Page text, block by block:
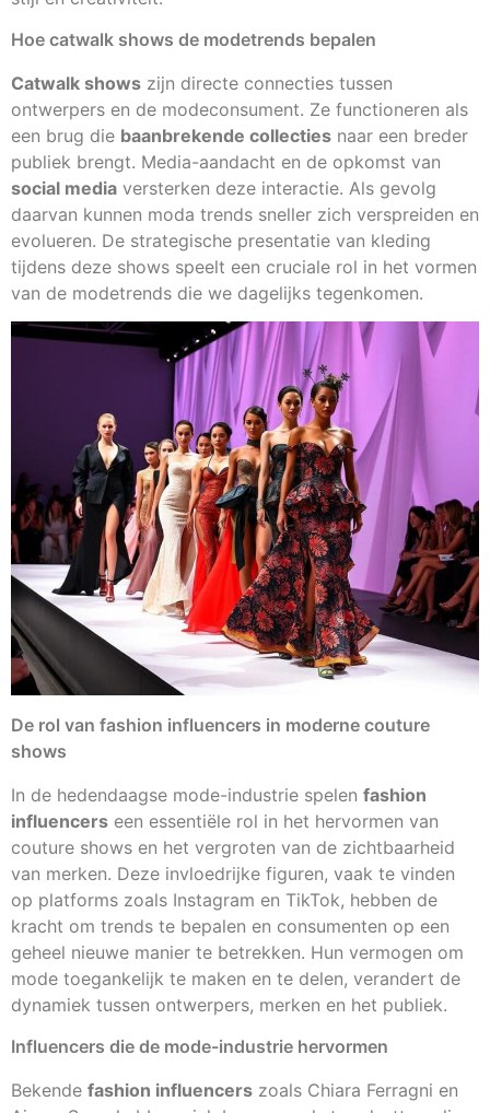
Hoe catwalk shows de modetrends bepalen
Catwalk shows zijn directe connecties tussen
ontwerpers en de modeconsument. Ze functioneren als
een brug die baanbrekende collecties naar een breder
publiek brengt. Media-aandacht en de opkomst van
social media versterken deze interactie. Als gevolg
daarvan kunnen moda trends sneller zich verspreiden en
evolueren. De strategische presentatie van kleding
tijdens deze shows speelt een cruciale rol in het vormen
van de modetrends die we dagelijks tegenkomen.
De rol van fashion influencers in moderne couture
shows
In de hedendaagse mode-industrie spelen fashion
influencers een essentiële rol in het hervormen van
couture shows en het vergroten van de zichtbaarheid
van merken. Deze invloedrijke figuren, vaak te vinden
op platforms zoals Instagram en TikTok, hebben de
kracht om trends te bepalen en consumenten op een
geheel nieuwe manier te betrekken. Hun vermogen om
mode toegankelijk te maken en te delen, verandert de
dynamiek tussen ontwerpers, merken en het publiek.
Influencers die de mode-industrie hervormen
Bekende fashion influencers zoals Chiara Ferragni en